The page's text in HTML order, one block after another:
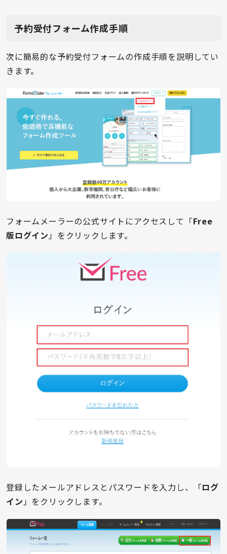
予約受付フォーム作成手順
次に簡易的な予約受付フォームの作成手順を説明してい
きます。
フォームメーラーの公式サイトにアクセスして「Free
版ログイン」をクリックします。
登録したメールアドレスとパスワードを入力し、「ログ
イン」をクリックします。